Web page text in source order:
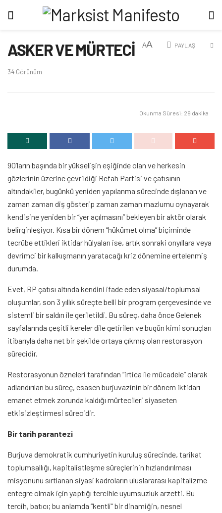
ASKER VE MÜRTECİ
34 Görünüm
AA PAYLAŞ
Okunma Süresi: 29 dakika
90’ların başında bir yükselişin eşiğinde olan ve herkesin
gözlerinin üzerine çevrildiği Refah Partisi ve çatısının
altındakiler, bugünkü yeniden yapılanma sürecinde dışlanan ve
zaman zaman diş gösterip zaman zaman mazlumu oynayarak
kendisine yeniden bir “yer açılmasını” bekleyen bir aktör olarak
belirginleşiyor. Kısa bir dönem “hükümet olma” biçiminde
tecrübe ettikleri iktidar hülyaları ise, artık sonraki onyıllara veya
devrimci bir kalkışmanın yaratacağı kriz dönemine ertelenmiş
durumda.
Evet, RP çatısı altında kendini ifade eden siyasal/toplumsal
oluşumlar, son 3 yıllık süreçte belli bir program çerçevesinde ve
sistemli bir saldırı ile geriletildi. Bu süreç, daha önce Gelenek
sayfalarında çeşitli kereler dile getirilen ve bugün kimi sonuçları
itibarıyla daha net bir şekilde ortaya çıkmış olan restorasyon
sürecidir.
Restorasyonun özneleri tarafından “irtica ile mücadele” olarak
adlandırılan bu süreç, esasen burjuvazinin bir dönem iktidarı
emanet etmek zorunda kaldığı mürtecileri siyaseten
etkisizleştirmesi sürecidir.
Bir tarih parantezi
Burjuva demokratik cumhuriyetin kuruluş sürecinde, tarikat
toplumsallığı, kapitalistleşme süreçlerinin hızlandırılması
misyonunu sırtlanan siyasi kadroların uluslararası kapitalizme
entegre olmak için yaptığı tercihle uyumsuzluk arzetti. Bu
tercih, batıcı; bu anlamda “kentli” bir dinamiğin, nesnel